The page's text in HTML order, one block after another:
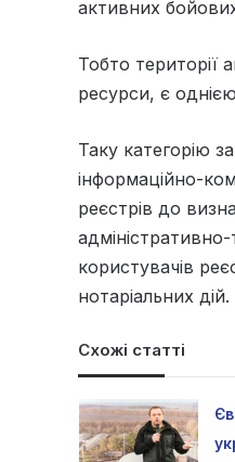
активних
Тобто території
ресурси, є
Таку категорію
інформаційно-
реєстрів до
користувачів
нотаріальних дій.
Схожі статті